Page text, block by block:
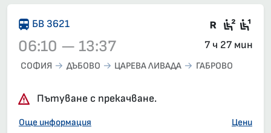
БВ 3621 Във
06:10 — 13:37 7 ч 27 мин
СОФИЯ ДЪБОВО ЦАРЕВА ЛИВАДА ГАБРОВО
Пътуване с прекачване.
Още информация Цени